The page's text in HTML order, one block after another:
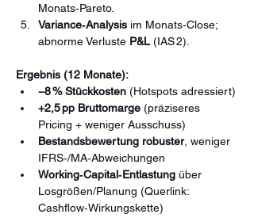
Monats‑Pareto.
Variance‑Analysis im Monats‑Close;
abnorme Verluste P&L (IAS 2).
Ergebnis (12 Monate):
−8 % Stückkosten (Hotspots adressiert)
+2,5 pp Bruttomarge (präziseres
Pricing + weniger Ausschuss)
Bestandsbewertung robuster, weniger
IFRS‑/MA‑Abweichungen
Working‑Capital‑Entlastung über
Losgrößen/Planung (Querlink:
Cashflow‑Wirkungskette)